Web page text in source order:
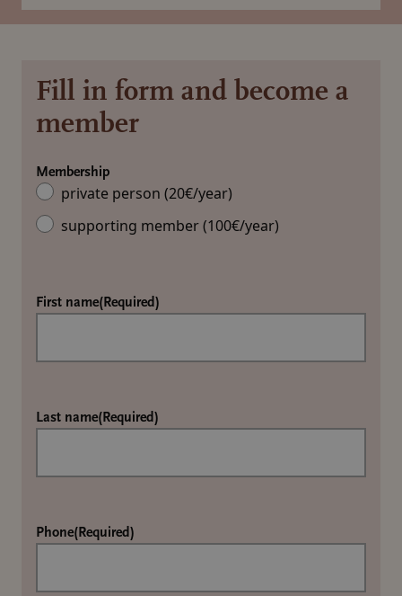
Fill in form and become a
member
Membership
private person (20€/year)
supporting member (100€/year)
First name(Required)
Last name(Required)
Phone(Required)